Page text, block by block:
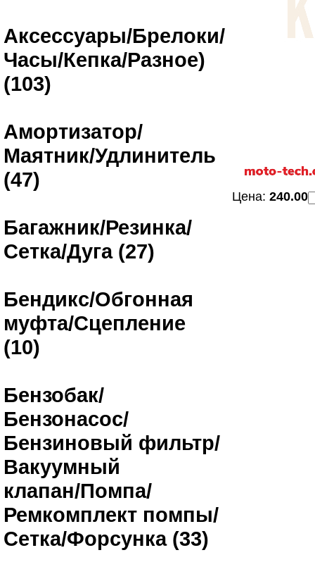
Аксессуары/Брелоки/
Часы/Кепка/Разное)
(103)
Амортизатор/
Маятник/Удлинитель
(47)
Багажник/Резинка/
Сетка/Дуга (27)
Бендикс/Обгонная
муфта/Сцепление
(10)
Бензобак/
Бензонасос/
Бензиновый фильтр/
Вакуумный
клапан/Помпа/
Ремкомплект помпы/
Сетка/Форсунка (33)
Цена: 240.00